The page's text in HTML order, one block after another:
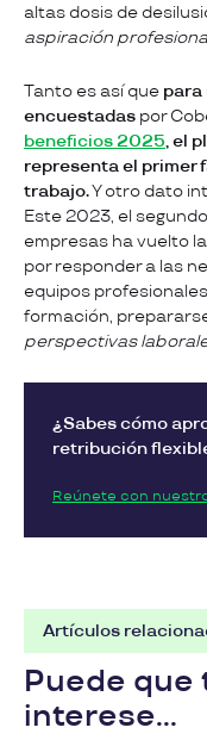
altas dosis de
aspiración
Tanto es así que para
encuestadas por
beneficios 2025,el
representa el primer
trabajo.Y otro dato
Este 2023, el
empresas ha vuelto
por responder a las
equipos
formación,
perspectivas
¿Sabes cómo
retribución
Reúnete con
Artículos
Puede que
interese...